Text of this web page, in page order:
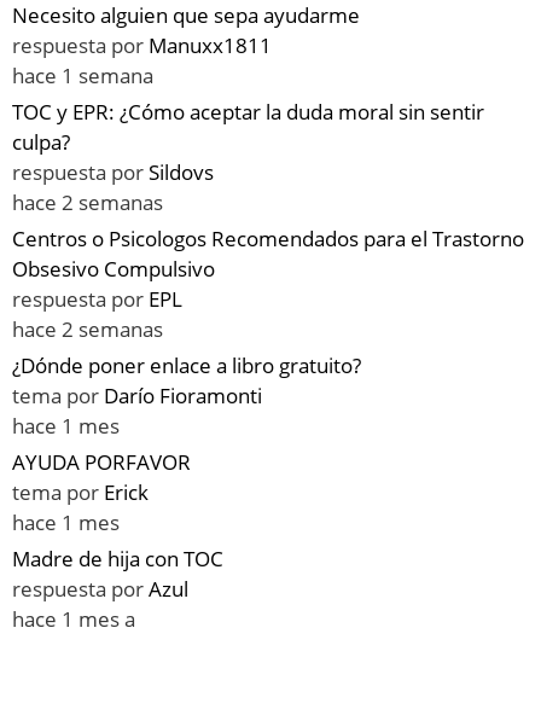
Necesito alguien que sepa ayudarme
respuesta por Manuxx1811
hace 1 semana
TOC y EPR: ¿Cómo aceptar la duda moral sin sentir
culpa?
respuesta porSildovs
hace 2 semanas
Centros o Psicologos Recomendados para el Trastorno
Obsesivo Compulsivo
respuesta por EPL
hace 2 semanas
¿Dónde poner enlace a libro gratuito?
tema por Darío Fioramonti
hace 1 mes
AYUDA PORFAVOR
tema por Erick
hace 1 mes
Madre de hija con TOC
respuesta porAzul
hace 1 mes a